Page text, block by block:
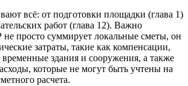
всё: от подготовки площадки (глава 1)
работ (глава 12). Важно
просто суммирует локальные сметы, он
затраты, такие как компенсации,
временные здания и сооружения, а также
которые не могут быть учтены на
расчета.